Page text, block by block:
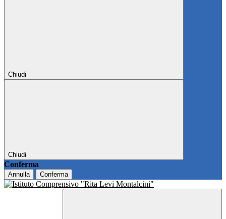
Chiudi
Chiudi
Conferma
Annulla Conferma